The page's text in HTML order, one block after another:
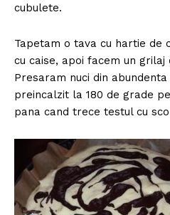
cubulete.
Tapetam o tava cu hartie de
cu caise, apoi facem un grilaj
Presaram nuci din
preincalzit la 180 de grade
pana cand trece testul cu